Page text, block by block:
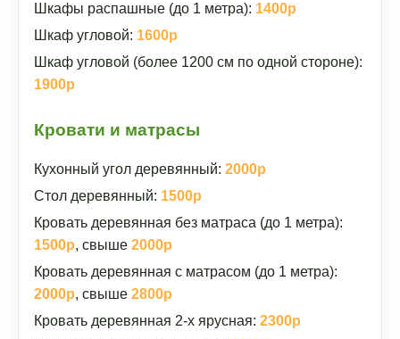
Шкафы распашные (до 1 метра): 1400р
Шкаф угловой: 1600р
Шкаф угловой (более 1200 см по одной стороне):
1900р
Кровати и матрасы
Кухонный угол деревянный: 2000р
Стол деревянный: 1500р
Кровать деревянная без матраса (до 1 метра):
1500р, свыше 2000р
Кровать деревянная с матрасом (до 1 метра):
2000р, свыше 2800р
Кровать деревянная 2-х ярусная: 2300р